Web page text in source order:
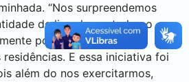
“Nos surpreendemos
de lixo descartado no
por se tratar de uma
E essa iniciativa foi
além do nos exercitarmos,